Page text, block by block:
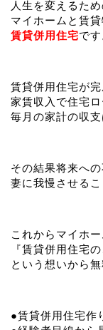
人生を変えるた
マイホームと賃
賃貸併用住宅です
賃貸併用住宅が
家賃収入で住宅
毎月の家計の収
その結果将来への
妻に我慢させるこ
これからマイホ
『賃貸併用住宅
という想いから
●賃貸併用住宅作